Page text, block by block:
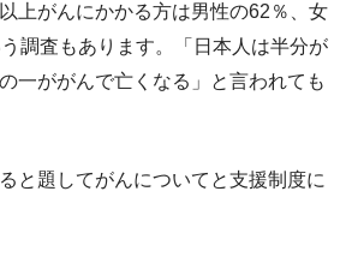
上がんにかかる方は男性の62％、女
調査もあります。「日本人は半分が
一ががんで亡くなる」と言われても
と題してがんについてと支援制度に